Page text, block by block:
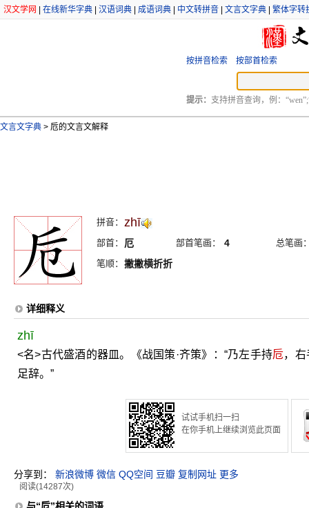
汉文学网 在线新华字典 汉语词典 成语词典 中文转拼音 文言文字典 繁体字转
按拼音检索 按部首检索
提示： 支持拼音查询，例：
文言文字典 > 卮的文言文解释
拼音： zhī
部首： 厄 部首笔画： 4
总笔画
笔顺： 撇撇横折折
详细释义
zhī
<名>古代盛酒的器皿。《战国策·齐策》：“乃左手持卮，右
足辞。”
试试手机扫一扫
在你手机上继续浏览此页面
分享到： 新浪微博 微信 QQ空间 豆瓣 复制网址 更多
阅读(14287次)